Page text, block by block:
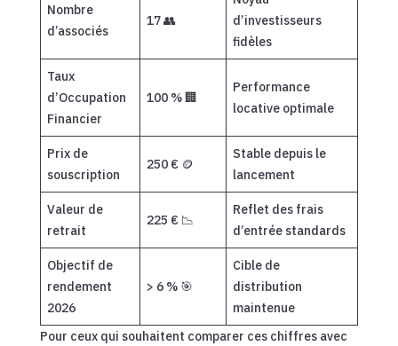
Nombre
d’associés
17 👥
d’investisseurs
fidèles
Taux
d’Occupation
Financier
100 % 🏢
Performance
locative optimale
Prix de
souscription
250 € 🪙
Stable depuis le
lancement
Valeur de
retrait
225 € 📉
Reflet des frais
d’entrée standards
Objectif de
rendement
2026
> 6 % 🎯
Cible de
distribution
maintenue
Pour ceux qui souhaitent comparer ces chiffres avec